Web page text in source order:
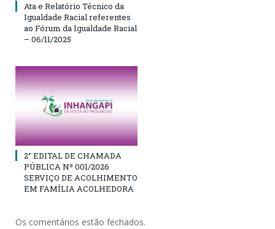
Ata e Relatório Técnico da
Igualdade Racial referentes
ao Fórum da Igualdade Racial
– 06/11/2025
2° EDITAL DE CHAMADA
PÚBLICA Nº 001/2026
SERVIÇO DE ACOLHIMENTO
EM FAMÍLIA ACOLHEDORA
Os comentários estão fechados.